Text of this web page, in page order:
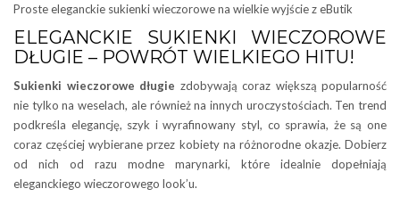
Proste eleganckie sukienki wieczorowe na wielkie wyjście z eButik
ELEGANCKIE SUKIENKI WIECZOROWE
DŁUGIE – POWRÓT WIELKIEGO HITU!
Sukienki wieczorowe długie zdobywają coraz większą popularność
nie tylko na weselach, ale również na innych uroczystościach. Ten trend
podkreśla elegancję, szyk i wyrafinowany styl, co sprawia, że są one
coraz częściej wybierane przez kobiety na różnorodne okazje. Dobierz
od nich od razu modne marynarki, które idealnie dopełniają
eleganckiego wieczorowego look’u.